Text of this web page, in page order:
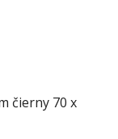
čierny 70 x